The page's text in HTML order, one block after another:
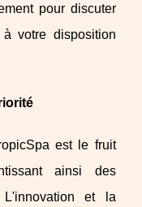
pour discuter
votre disposition
est le fruit
ainsi des
L'innovation et la